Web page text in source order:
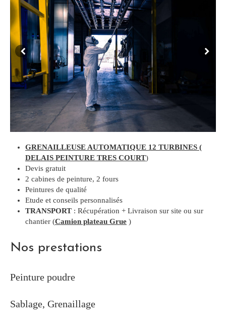
GRENAILLEUSE AUTOMATIQUE 12 TURBINES (
DELAIS PEINTURE TRES COURT)
Devis gratuit
2 cabines de peinture, 2 fours
Peintures de qualité
Etude et conseils personnalisés
TRANSPORT : Récupération + Livraison sur site ou sur
chantier (Camion plateau Grue )
Nos prestations
Peinture poudre
Sablage, Grenaillage